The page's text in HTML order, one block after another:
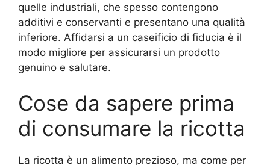
quelle industriali, che spesso contengono
additivi e conservanti e presentano una qualità
inferiore. Affidarsi a un caseificio di fiducia è il
modo migliore per assicurarsi un prodotto
genuino e salutare.
Cose da sapere prima
di consumare la ricotta
La ricotta è un alimento prezioso, ma come per